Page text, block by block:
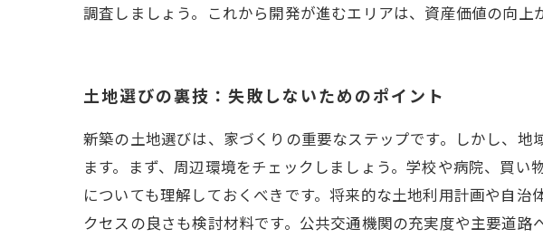
調査しましょう。これから開発が進むエリアは、資産価値の向上
土地選びの裏技：失敗しないためのポイント
新築の土地選びは、家づくりの重要なステップです。しかし、
ます。まず、周辺環境をチェックしましょう。学校や病院、買
についても理解しておくべきです。将来的な土地利用計画や自
クセスの良さも検討材料です。公共交通機関の充実度や主要道